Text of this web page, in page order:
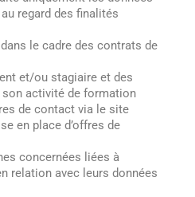
regard des finalités
le cadre des contrats de
et/ou stagiaire et des
activité de formation
de contact via le site
en place d’offres de
concernées liées à
relation avec leurs données